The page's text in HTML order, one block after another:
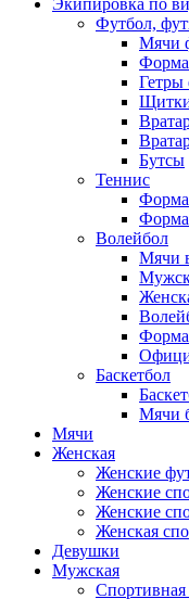
Экипировка по
Футбол,
Мячи
Форма
Гетры
Бутсы
Теннис
Форма
Форма
Волейбол
Мячи
Форма
Баскетбол
Мячи
Мячи
Женская
Женские
Женские
Женские
Женская
Девушки
Мужская